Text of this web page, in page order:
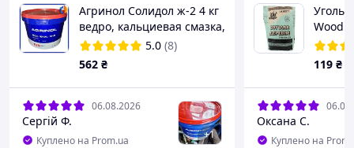
Агринол Солидол ж-2 4 кг
ведро, кальциевая смазка,
Солидол жировой, Смазка
agrinol солидол ж-2 5л
5.0 (8)
562 ₴
06.08.2026
Сергій Ф.
Куплено на Prom.ua +1
Уголь
Wood
119 ₴
Оксана С.
Куплено на